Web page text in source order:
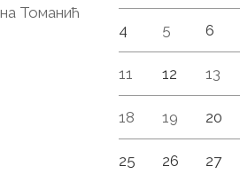
Томанић
4 5 6
11 12 13
18 19 20
25 26 27